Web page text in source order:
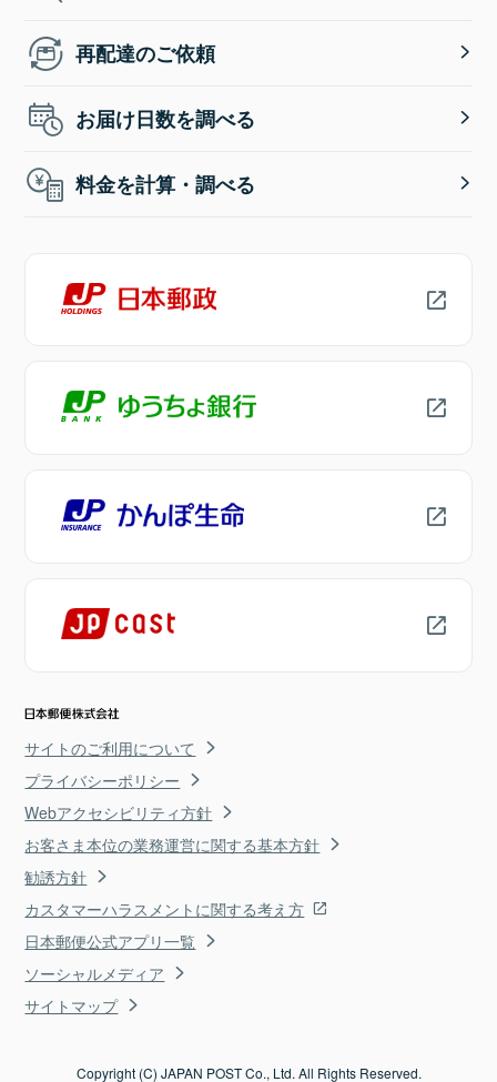
再配達のご依頼
お届け日数を調べる
料金を計算・調べる
サイトのご利用について
プライバシーポリシー
Webアクセシビリティ方針
お客さま本位の業務運営に関する基本方針
勧誘方針
カスタマーハラスメントに関する考え方
日本郵便公式アプリ一覧
ソーシャルメディア
サイトマップ
Copyright (C) JAPAN POST Co., Ltd. All Rights Reserved.